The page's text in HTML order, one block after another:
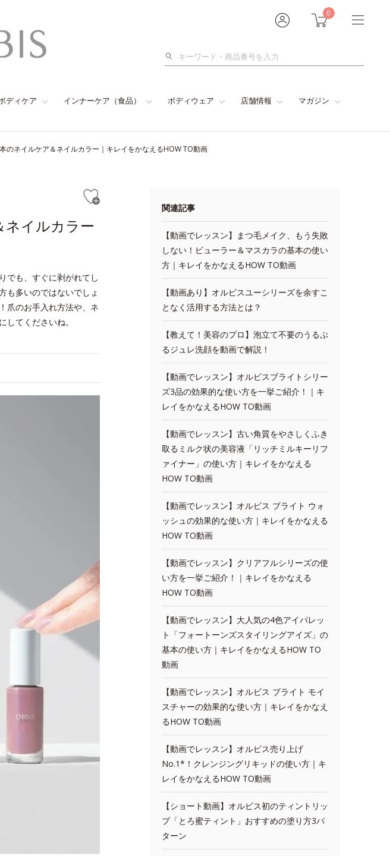
0
検
ディケア インナーケア（食品） ボディウェア 店舗情報 マガジン
のネイルケア＆ネイルカラー｜キレイをかなえるHOW TO動画
ネイルカラー
でも、すぐに剥がれてし
も多いのではないでしょ
爪のお手入れ方法や、ネ
てくださいね。
関連記事
【動画でレッスン】まつ毛メイク、もう失敗
しない！ビューラー＆マスカラの基本の使い
方｜キレイをかなえるHOW TO動画
【動画あり】オルビスユーシリーズを余すこ
となく活用する方法とは？
【教えて！美容のプロ】泡立て不要のうるぷ
るジュレ洗顔を動画で解説！
【動画でレッスン】オルビスブライトシリー
ズ3品の効果的な使い方を一挙ご紹介！｜キ
レイをかなえるHOW TO動画
【動画でレッスン】古い角質をやさしくふき
取るミルク状の美容液「リッチミルキーリフ
ァイナー」の使い方｜キレイをかなえる
HOW TO動画
【動画でレッスン】オルビス ブライト ウォ
ッシュの効果的な使い方｜キレイをかなえる
HOW TO動画
【動画でレッスン】クリアフルシリーズの使
い方を一挙ご紹介！｜キレイをかなえる
HOW TO動画
【動画でレッスン】大人気の4色アイパレッ
ト「フォートーンズスタイリングアイズ」の
基本の使い方｜キレイをかなえるHOW TO
動画
【動画でレッスン】オルビス ブライト モイ
スチャーの効果的な使い方｜キレイをかなえ
るHOW TO動画
【動画でレッスン】オルビス売り上げ
No.1*！クレンジングリキッドの使い方｜キ
レイをかなえるHOW TO動画
【ショート動画】オルビス初のティントリッ
プ「とろ蜜ティント」おすすめの塗り方3パ
ターン